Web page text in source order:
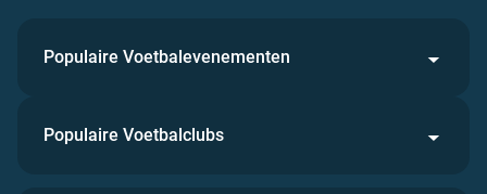
Populaire Voetbalevenementen
Populaire Voetbalclubs